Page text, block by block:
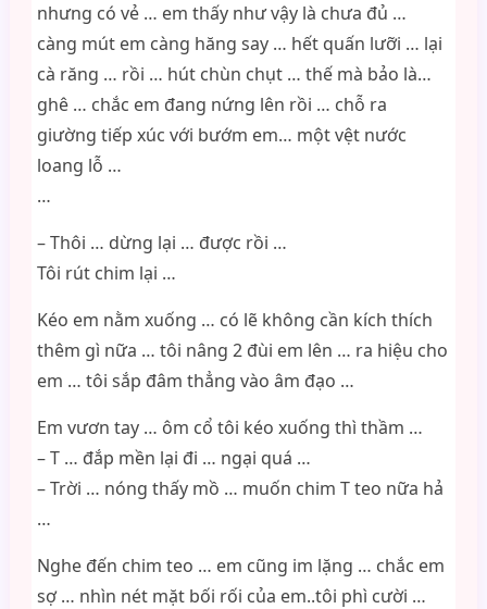
nhưng có vẻ … em thấy như vậy là chưa đủ …
càng mút em càng hăng say … hết quấn lưỡi … lại
cà răng … rồi … hút chùn chụt … thế mà bảo là…
ghê … chắc em đang nứng lên rồi … chỗ ra
giường tiếp xúc với bướm em… một vệt nước
loang lỗ …
…
– Thôi … dừng lại … được rồi …
Tôi rút chim lại …
Kéo em nằm xuống … có lẽ không cần kích thích
thêm gì nữa … tôi nâng 2 đùi em lên … ra hiệu cho
em … tôi sắp đâm thẳng vào âm đạo …
Em vươn tay … ôm cổ tôi kéo xuống thì thầm …
– T … đắp mền lại đi … ngại quá …
– Trời … nóng thấy mồ … muốn chim T teo nữa hả
…
Nghe đến chim teo … em cũng im lặng … chắc em
sợ … nhìn nét mặt bối rối của em..tôi phì cười …